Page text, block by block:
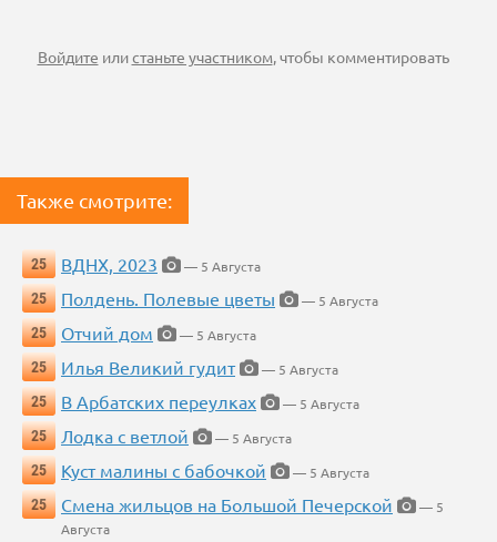
Войдите илистаньте участником, чтобы комментировать
Также смотрите:
25 ВДНХ, 2023
— 5 Августа
25
Полдень. Полевые цветы
— 5 Августа
25
Отчий дом
— 5 Августа
25
Илья Великий гудит
— 5 Августа
25
В Арбатских переулках
— 5 Августа
25
Лодка с ветлой
— 5 Августа
25
Куст малины с бабочкой
— 5 Августа
25
Смена жильцов на Большой Печерской
— 5
Августа